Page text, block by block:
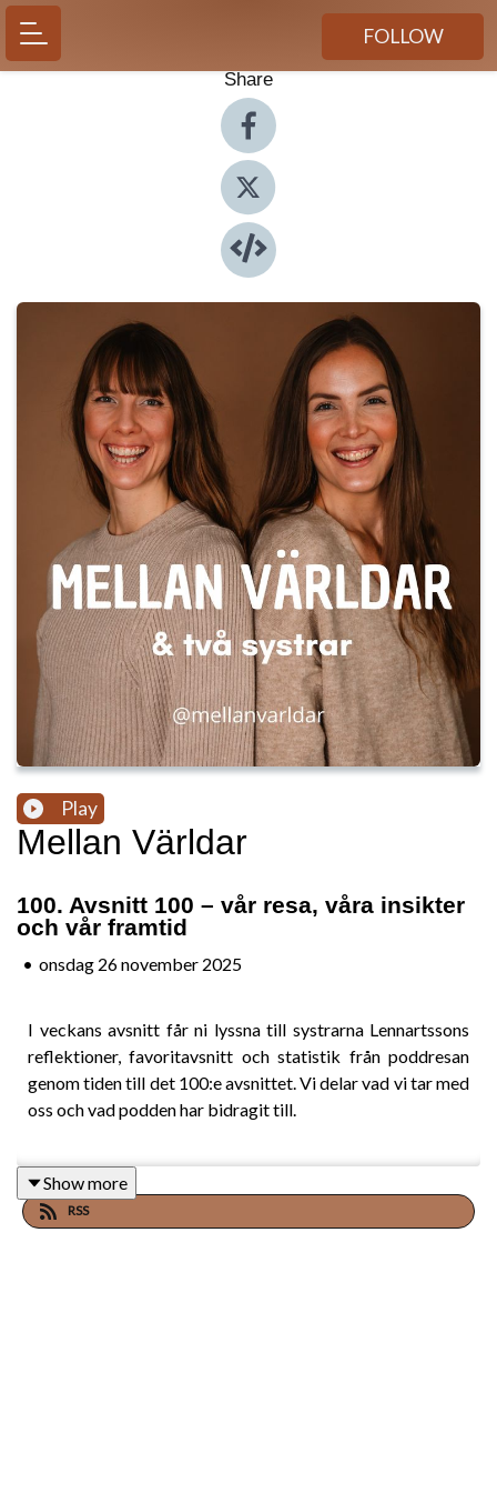
FOLLOW
Share
Play
Mellan Världar
100. Avsnitt 100 – vår resa, våra insikter
och vår framtid
• onsdag 26 november 2025
I veckans avsnitt får ni lyssna till systrarna Lennartssons
reflektioner, favoritavsnitt och statistik från poddresan
genom tiden till det 100:e avsnittet. Vi delar vad vi tar med
oss och vad podden har bidragit till.
Kort sammanfattning:
Show more
RSS